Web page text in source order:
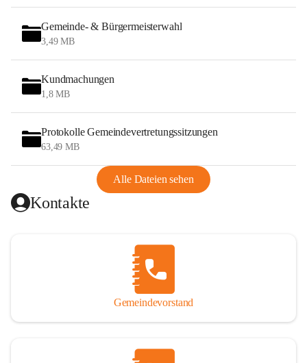
Gemeinde- & Bürgermeisterwahl
3,49 MB
Kundmachungen
1,8 MB
Protokolle Gemeindevertretungssitzungen
63,49 MB
Alle Dateien sehen
Kontakte
Gemeindevorstand